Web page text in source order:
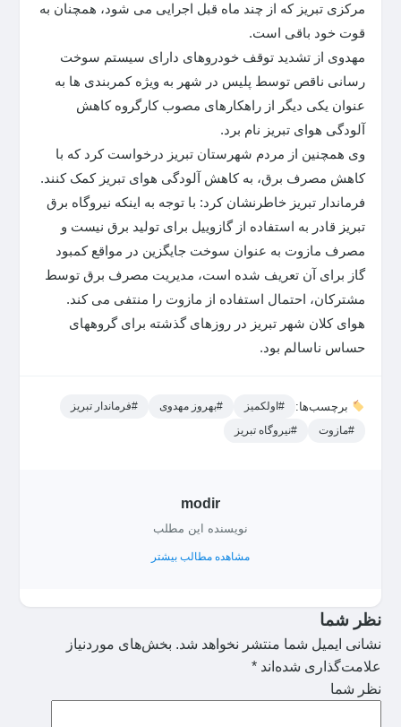
مرکزی تبریز که از چند ماه قبل اجرایی می شود، همچنان به
قوت خود باقی است.
مهدوی از تشدید توقف خودروهای دارای سیستم سوخت
رسانی ناقص توسط پلیس در شهر به ویژه کمربندی ها به
عنوان یکی دیگر از راهکارهای مصوب کارگروه کاهش
آلودگی هوای تبریز نام برد.
وی همچنین از مردم شهرستان تبریز درخواست کرد که با
کاهش مصرف برق، به کاهش آلودگی هوای تبریز کمک کنند.
فرماندار تبریز خاطرنشان کرد: با توجه به اینکه نیروگاه برق
تبریز قادر به استفاده از گازوییل برای تولید برق نیست و
مصرف مازوت به عنوان سوخت جایگزین در مواقع کمبود
گاز برای آن تعریف شده است، مدیریت مصرف برق توسط
مشترکان، احتمال استفاده از مازوت را منتفی می کند.
هوای کلان شهر تبریز در روزهای گذشته برای گروههای
حساس ناسالم بود.
برچسب‌ها: #اولکمیز #بهروز مهدوی
#فرماندار تبریز
#مازوت
#نیروگاه تبریز
modir
نویسنده این مطلب
مشاهده مطالب بیشتر
نظر شما
نشانی ایمیل شما منتشر نخواهد شد. بخش‌های موردنیاز
علامت‌گذاری شده‌اند *
نظر شما